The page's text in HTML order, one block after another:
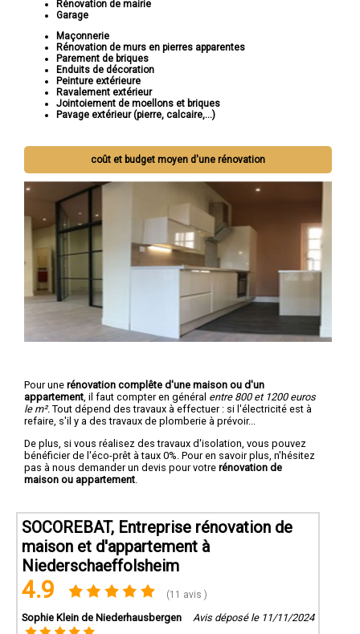
Rénovation de mairie
Garage
Maçonnerie
Rénovation de murs en pierres apparentes
Parement de briques
Enduits de décoration
Peinture extérieure
Ravalement extérieur
Jointoiement de moellons et briques
Pavage extérieur (pierre, calcaire,...)
coût et budget moyen d'une rénovation
Pour une rénovation complête d'une maison ou d'un
appartement , il faut compter en général entre 800 et 1200 euros
le m². Tout dépend des travaux à effectuer : si l'électricité est à
refaire, s'il y a des travaux de plomberie à prévoir...
De plus, si vous réalisez des travaux d'isolation, vous pouvez
bénéficier de l'éco-prêt à taux 0%. Pour en savoir plus, n'hésitez
pas à nous demander un devis pour votre rénovation de
maison ou appartement
SOCOREBAT, Entreprise rénovation de
maison et d'appartement à
Niederschaeffolsheim
4.9 (11 avis )
Sophie Klein de Niederhausbergen Avis déposé le 11/11/2024